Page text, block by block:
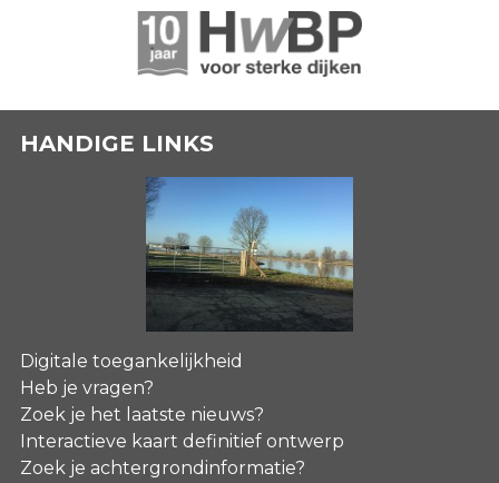
HANDIGE LINKS
Digitale toegankelijkheid
Heb je vragen?
Zoek je het laatste nieuws?
Interactieve kaart definitief ontwerp
Zoek je achtergrondinformatie?